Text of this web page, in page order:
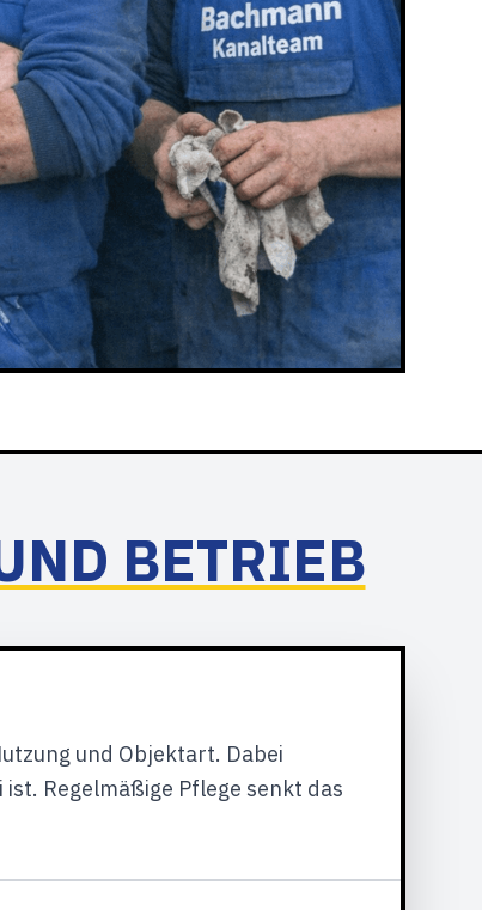
BETRIEB
und Objektart. Dabei
Regelmäßige Pflege senkt das